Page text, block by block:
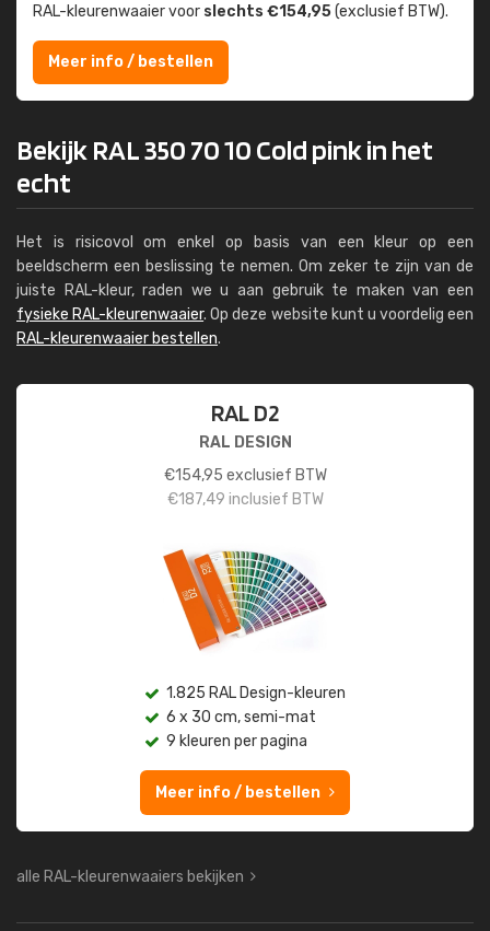
RAL-kleuren­waaier voor slechts €154,95(exclusief BTW).
Meer info / bestellen
Bekijk RAL 350 70 10 Cold pink in het
echt
Het is risicovol om enkel op basis van een kleur op een
beeldscherm een beslissing te nemen. Om zeker te zijn van de
juiste RAL-kleur, raden we u aan gebruik te maken van een
fysieke RAL-kleurenwaaier. Op deze website kunt u voordelig een
RAL-kleurenwaaier bestellen.
RAL D2
RAL DESIGN
€154,95 exclusief BTW
€187,49 inclusief BTW
1.825 RAL Design-kleuren
6 x 30 cm, semi-mat
9 kleuren per pagina
Meer info / bestellen
alle RAL-kleurenwaaiers bekijken